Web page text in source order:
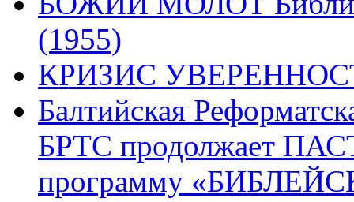
(1955)
КРИЗИС
Балтийская
БРТС продолжает
программу